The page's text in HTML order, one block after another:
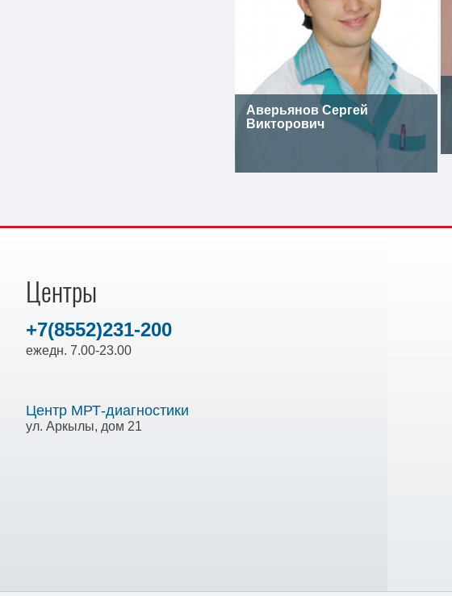
Аверьянов Сергей
Викторович
Центры
+7(8552)231-200
ежедн. 7.00-23.00
Центр МРТ-диагностики
ул. Аркылы, дом 21